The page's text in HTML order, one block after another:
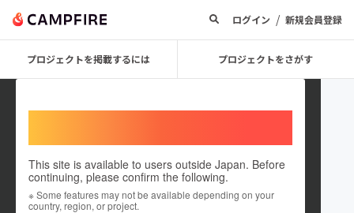
ログイン / 新規会員登録
プロジェクトを掲載するには プロジェクトをさがす
This site is available to users outside Japan. Before
continuing, please confirm the following.
※ Some features may not be available depending on your
country, region, or project.
yozakura_kinugawa2025